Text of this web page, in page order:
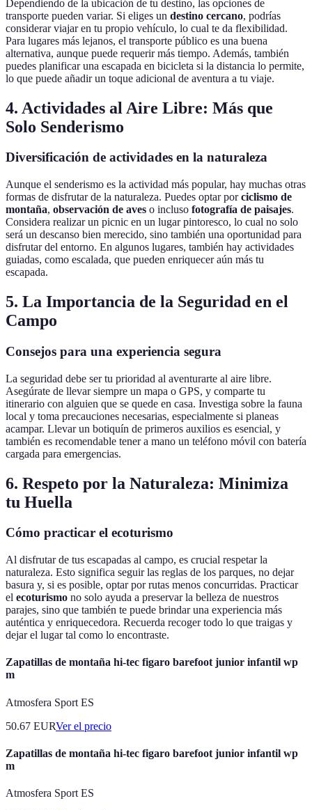
Dependiendo de la ubicación de tu destino, las opciones de
transporte pueden variar. Si eliges un destino cercano, podrías
considerar viajar en tu propio vehículo, lo cual te da flexibilidad.
Para lugares más lejanos, el transporte público es una buena
alternativa, aunque puede requerir más tiempo. Además, también
puedes planificar una escapada en bicicleta si la distancia lo permite,
lo que puede añadir un toque adicional de aventura a tu viaje.
4. Actividades al Aire Libre: Más que
Solo Senderismo
Diversificación de actividades en la naturaleza
Aunque el senderismo es la actividad más popular, hay muchas otras
formas de disfrutar de la naturaleza. Puedes optar porciclismo de
montaña, observación de aves o incluso fotografía de paisajes.
Considera realizar un picnic en un lugar pintoresco, lo cual no solo
será un descanso bien merecido, sino también una oportunidad para
disfrutar del entorno. En algunos lugares, también hay actividades
guiadas, como escalada, que pueden enriquecer aún más tu
escapada.
5. La Importancia de la Seguridad en el
Campo
Consejos para una experiencia segura
La seguridad debe ser tu prioridad al aventurarte al aire libre.
Asegúrate de llevar siempre un mapa o GPS, y comparte tu
itinerario con alguien que se quede en casa. Investiga sobre la fauna
local y toma precauciones necesarias, especialmente si planeas
acampar. Llevar un botiquín de primeros auxilios es esencial, y
también es recomendable tener a mano un teléfono móvil con batería
cargada para emergencias.
6. Respeto por la Naturaleza: Minimiza
tu Huella
Cómo practicar el ecoturismo
Al disfrutar de tus escapadas al campo, es crucial respetar la
naturaleza. Esto significa seguir las reglas de los parques, no dejar
basura y, si es posible, optar por rutas menos concurridas. Practicar
el ecoturismo no solo ayuda a preservar la belleza de nuestros
parajes, sino que también te puede brindar una experiencia más
auténtica y enriquecedora. Recuerda recoger todo lo que traigas y
dejar el lugar tal como lo encontraste.
Zapatillas de montaña hi-tec figaro barefoot junior infantil wp
m
Atmosfera Sport ES
50.67 EURVer el precio
Zapatillas de montaña hi-tec figaro barefoot junior infantil wp
m
Atmosfera Sport ES